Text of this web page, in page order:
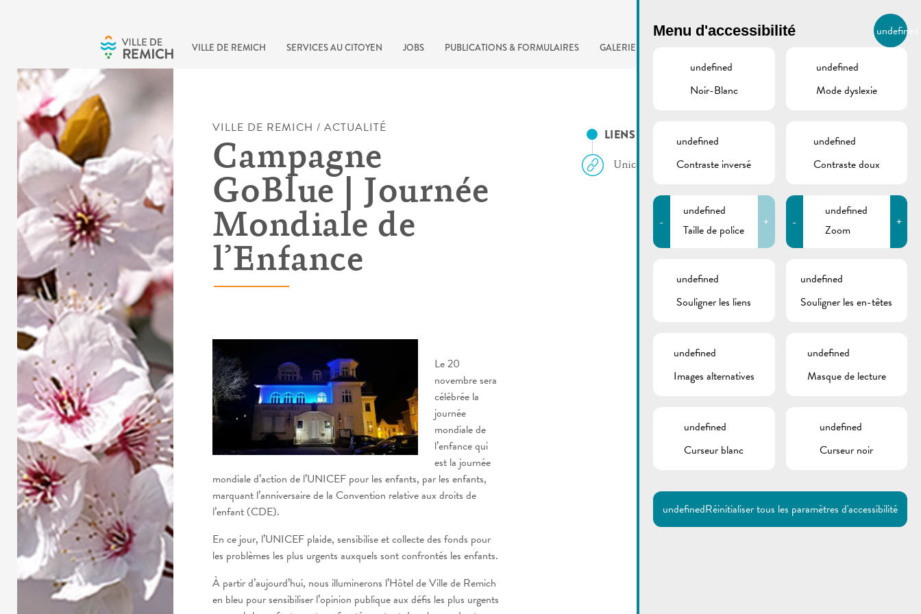
VILLE DE REMICH SERVICES AU CITOYEN JOBS PUBLICATIONS & FORMULAIRES GALERIE FR
BIERGER.REMICH.LU
VILLE DE REMICH / ACTUALITÉ
Campagne
GoBlue | Journée
Mondiale de
l’Enfance
Le 20
novembre sera
célébrée la
journée
mondiale de
l’enfance qui
est la journée
mondiale d’action de l’UNICEF pour les enfants, par les enfants,
marquant l’anniversaire de la Convention relative aux droits de
l’enfant (CDE).
En ce jour, l’UNICEF plaide, sensibilise et collecte des fonds pour
les problèmes les plus urgents auxquels sont confrontés les enfants.
À partir d’aujourd’hui, nous illuminerons l’Hôtel de Ville de Remich
en bleu pour sensibiliser l’opinion publique aux défis les plus urgents
LIENS
Unicef Luxembourg
Menu d'accessibilité undefined
undefined
Noir-Blanc
undefined
Mode dyslexie
undefined
Contraste inversé
undefined
Contraste doux
-
undefined
Taille de police
+ -
undefined
Zoom
+
undefined
Souligner les liens
undefined
Souligner les en-têtes
undefined
Images alternatives
undefined
Masque de lecture
undefined
Curseur blanc
undefined
Curseur noir
undefinedRéinitialiser tous les paramètres d'accessibilité